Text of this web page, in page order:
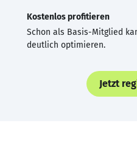
Kostenlos profitieren
Schon als Basis-Mitglied
deutlich optimieren.
Jetzt